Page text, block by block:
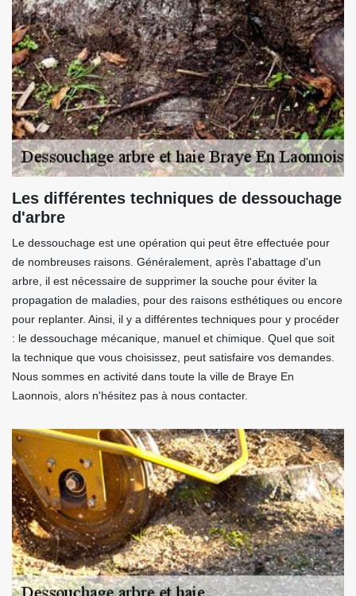
Les différentes techniques de dessouchage
d'arbre
Le dessouchage est une opération qui peut être effectuée pour
de nombreuses raisons. Généralement, après l'abattage d'un
arbre, il est nécessaire de supprimer la souche pour éviter la
propagation de maladies, pour des raisons esthétiques ou encore
pour replanter. Ainsi, il y a différentes techniques pour y procéder
: le dessouchage mécanique, manuel et chimique. Quel que soit
la technique que vous choisissez, peut satisfaire vos demandes.
Nous sommes en activité dans toute la ville de Braye En
Laonnois, alors n'hésitez pas à nous contacter.